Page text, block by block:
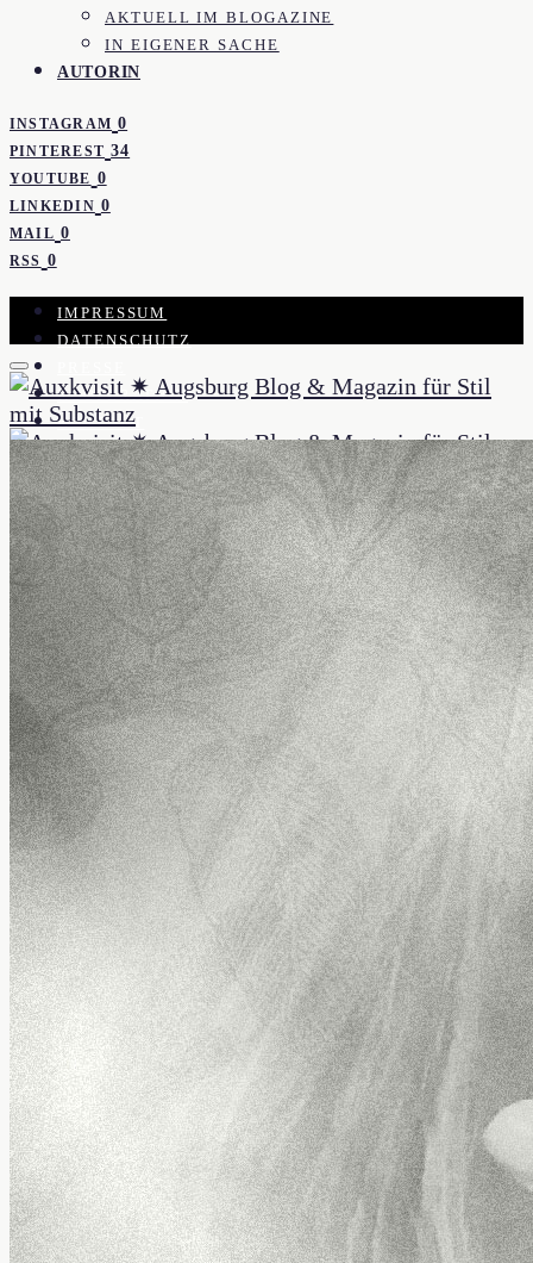
AKTUELL IM BLOGAZINE
IN EIGENER SACHE
AUTORIN
INSTAGRAM 0
PINTEREST 34
YOUTUBE 0
LINKEDIN 0
MAIL 0
RSS 0
IMPRESSUM
DATENSCHUTZ
KOOPERATION
KONTAKT
WORK WITH ME
NEWSLETTER
STIL
MODE
KOSMETIK
PARFUM
DESIGN
SUBSTANZ
DATING & BEZIEHUNGEN
FEMALE VIEW
HOLISTIK
PSYCHOLOGIE
GESUNDHEIT
AUGSBURG
SFGS
SALON FÜR GUTE SPRACHE
REZENSIONEN
MOMENTAUFNAHME
GESELLSCHAFTSKRITIK
KOLUMNEN
BLOG
AKTUELL IM BLOGAZINE
IN EIGENER SACHE
AUTORIN